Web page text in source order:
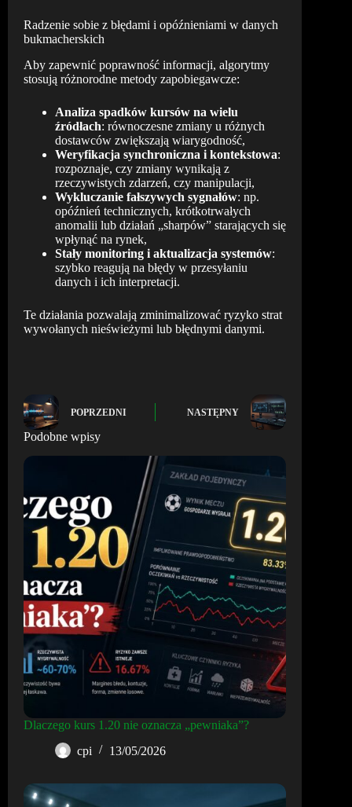
Radzenie sobie z błędami i opóźnieniami w danych
bukmacherskich
Aby zapewnić poprawność informacji, algorytmy
stosują różnorodne metody zapobiegawcze:
Analiza spadków kursów na wielu
źródłach: równoczesne zmiany u różnych
dostawców zwiększają wiarygodność,
Weryfikacja synchroniczna i kontekstowa:
rozpoznaje, czy zmiany wynikają z
rzeczywistych zdarzeń, czy manipulacji,
Wykluczanie fałszywych sygnałów: np.
opóźnień technicznych, krótkotrwałych
anomalii lub działań „sharpów” starających się
wpłynąć na rynek,
Stały monitoring i aktualizacja systemów:
szybko reagują na błędy w przesyłaniu
danych i ich interpretacji.
Te działania pozwalają zminimalizować ryzyko strat
wywołanych nieświeżymi lub błędnymi danymi.
POPRZEDNI NASTĘPNY
Podobne wpisy
Dlaczego kurs 1.20 nie oznacza „pewniaka”?
cpi
13/05/2026